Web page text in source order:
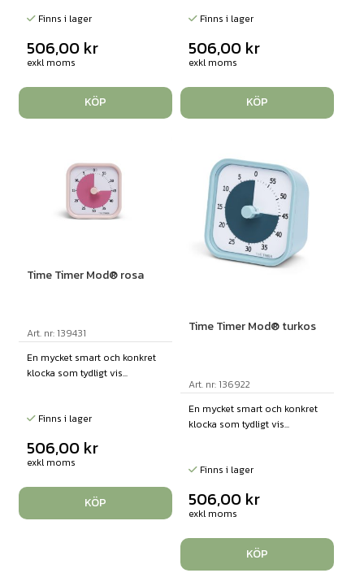
Finns i lager
506,00 kr
exkl moms
KÖP
Finns i lager
506,00 kr
exkl moms
KÖP
Time Timer Mod® rosa
Art. nr: 139431
En mycket smart och konkret
klocka som tydligt vis...
Finns i lager
506,00 kr
exkl moms
KÖP
Time Timer Mod® turkos
Art. nr: 136922
En mycket smart och konkret
klocka som tydligt vis...
Finns i lager
506,00 kr
exkl moms
KÖP